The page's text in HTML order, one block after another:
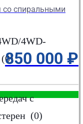
4WD-
(0)
с
(0)
со спиральными
850 000 ₽